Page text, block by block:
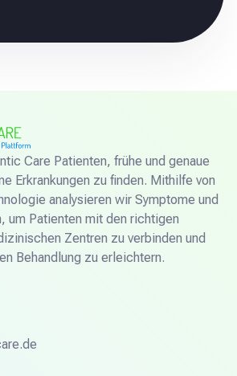
Care Patienten, frühe und genaue
Erkrankungen zu finden. Mithilfe von
analysieren wir Symptome und
um Patienten mit den richtigen
Zentren zu verbinden und
Behandlung zu erleichtern.